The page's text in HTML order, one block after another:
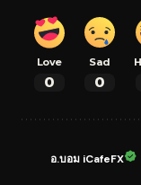
Love
0
Sad
0
อ.บอม iCafeFX